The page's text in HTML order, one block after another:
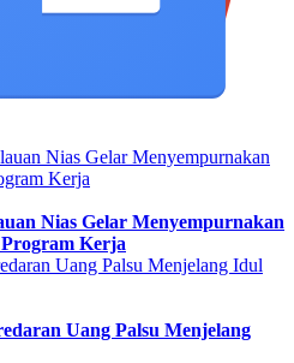
Nias Gelar Menyempurnakan
Kerja
Uang Palsu Menjelang